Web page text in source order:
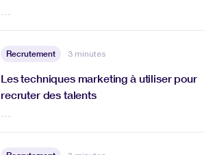
Recrutement 3 minutes
Les techniques marketing à utiliser pour
recruter des talents